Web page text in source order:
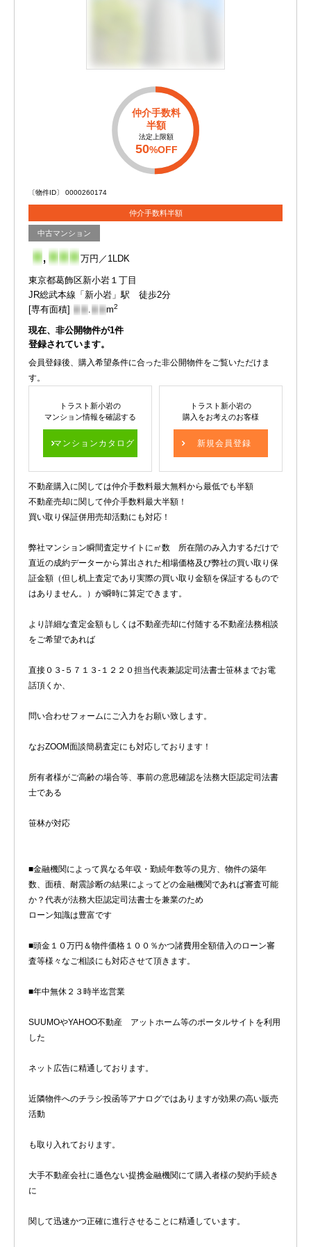
仲介手数料
半額
法定上限額
50%OFF
〔物件ID〕 0000260174
仲介手数料半額
中古マンション
- ,- - - 万円／1LDK
東京都葛飾区新小岩１丁目
JR総武本線「新小岩」駅 徒歩2分
[専有面積] - - .- - m2
現在、非公開物件が1件
登録されています。
会員登録後、購入希望条件に合った非公開物件をご覧いただけま
す。
トラスト新小岩の
マンション情報を確認する
マンションカタログ
トラスト新小岩の
購入をお考えのお客様
新規会員登録
不動産購入に関しては仲介手数料最大無料から最低でも半額
不動産売却に関して仲介手数料最大半額！
買い取り保証併用売却活動にも対応！
弊社マンション瞬間査定サイトに㎡数 所在階のみ入力するだけで
直近の成約データーから算出された相場価格及び弊社の買い取り保
証金額（但し机上査定であり実際の買い取り金額を保証するもので
はありません。）が瞬時に算定できます。
より詳細な査定金額もしくは不動産売却に付随する不動産法務相談
をご希望であれば
直接０３-５７１３-１２２０担当代表兼認定司法書士笹林までお電
話頂くか、
問い合わせフォームにご入力をお願い致します。
なおZOOM面談簡易査定にも対応しております！
所有者様がご高齢の場合等、事前の意思確認を法務大臣認定司法書
士である
笹林が対応
■金融機関によって異なる年収・勤続年数等の見方、物件の築年
数、面積、耐震診断の結果によってどの金融機関であれば審査可能
か？代表が法務大臣認定司法書士を兼業のため
ローン知識は豊富です
■頭金１０万円＆物件価格１００％かつ諸費用全額借入のローン審
査等様々なご相談にも対応させて頂きます。
■年中無休２３時半迄営業
SUUMOやYAHOO不動産 アットホーム等のポータルサイトを利用
した
ネット広告に精通しております。
近隣物件へのチラシ投函等アナログではありますが効果の高い販売
活動
も取り入れております。
大手不動産会社に遜色ない提携金融機関にて購入者様の契約手続き
に
関して迅速かつ正確に進行させることに精通しています。